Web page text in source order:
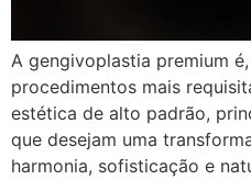
A gengivoplastia premium
procedimentos mais
estética de alto padrão,
que desejam uma
harmonia, sofisticação e